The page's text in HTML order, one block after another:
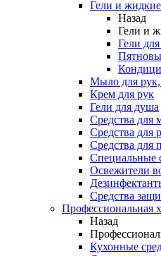
Гели и жидкие
Назад
Гели и
Гели
Мыло для
Крем для рук
Гели для душа
Средства для
Средства для
Средства для
Специальные
Освежители
Средства
Профессиональная
Назад
Кухонные